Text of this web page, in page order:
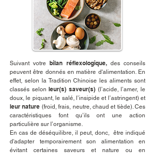
Suivant votre bilan réflexologique,des conseils
peuvent être donnés en matière d'alimentation. En
effet, selon la Tradition Chinoise les aliments sont
classés selon leur(s) saveur(s) (l’acide, l’amer, le
doux, le piquant, le salé, l’insipide et l’astringent) et
leur nature (froid, frais, neutre, chaud et tiède). Ces
caractéristiques font qu’ils ont une action
particulière sur l’organisme.
En cas de déséquilibre, il peut, donc, être indiqué
d'adapter temporairement son alimentation en
évitant certaines saveurs et nature ou en